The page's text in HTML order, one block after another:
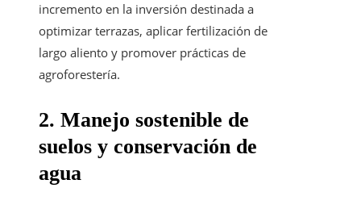
incremento en la inversión destinada a
optimizar terrazas, aplicar fertilización de
largo aliento y promover prácticas de
agroforestería.
2. Manejo sostenible de
suelos y conservación de
agua